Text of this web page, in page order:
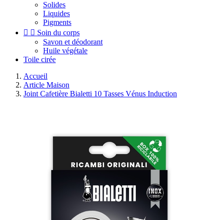
Solides
Liquides
Pigments
  Soin du corps
Savon et déodorant
Huile végétale
Toile cirée
Accueil
Article Maison
Joint Cafetière Bialetti 10 Tasses Vénus Induction